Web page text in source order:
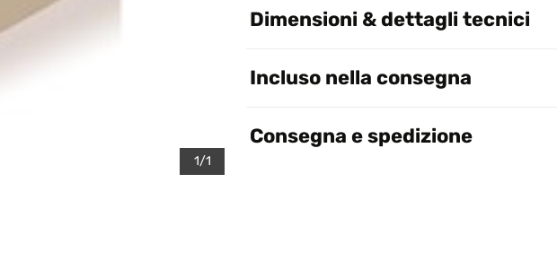
1/1
Dimensioni & dettagli tecnici
Incluso nella consegna
Consegna e spedizione